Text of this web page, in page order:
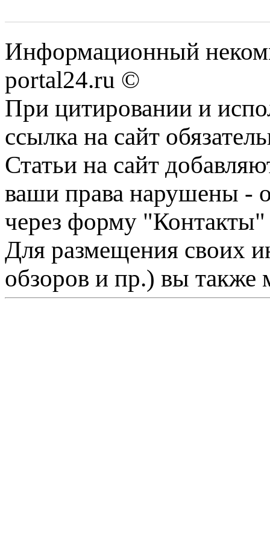
Информационный
portal24.ru ©
При цитировании и
ссылка на сайт
Статьи на сайт
ваши права нарушены -
через форму "Контакты"
Для размещения своих
обзоров и пр.) вы также